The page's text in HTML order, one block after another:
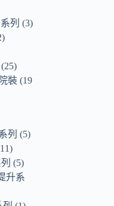
列
3
25
裝 19
列
5
11
5
升系